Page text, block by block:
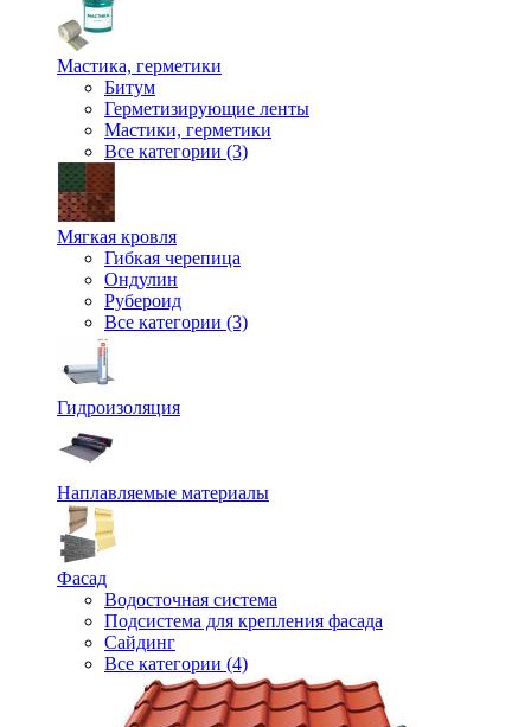
Мастика, герметики
Битум
Герметизирующие ленты
Мастики, герметики
Все категории (3)
Мягкая кровля
Гибкая черепица
Ондулин
Рубероид
Все категории (3)
Гидроизоляция
Наплавляемые материалы
Фасад
Водосточная система
Подсистема для крепления фасада
Сайдинг
Все категории (4)